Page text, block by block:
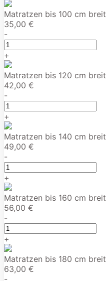
Matratzen bis 100 cm breit
35,00 €
-
+
Matratzen bis 120 cm breit
42,00 €
-
+
Matratzen bis 140 cm breit
49,00 €
-
+
Matratzen bis 160 cm breit
56,00 €
-
+
Matratzen bis 180 cm breit
63,00 €